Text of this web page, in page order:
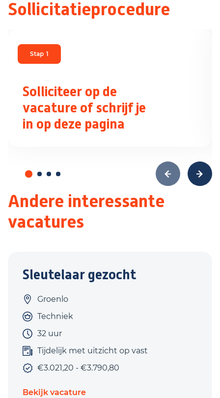
Sollicitatieprocedure
Stap 1
Solliciteer op de
vacature of schrijf je
in op deze pagina
Andere interessante
vacatures
Sleutelaar gezocht
Groenlo
Techniek
32 uur
Tijdelijk met uitzicht op vast
€3.021,20 - €3.790,80
Bekijk vacature